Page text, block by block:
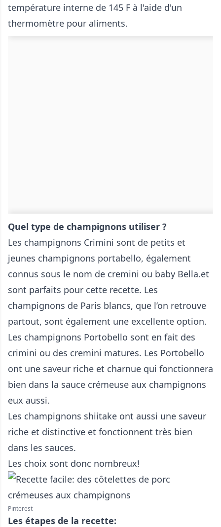
température interne de 145 F à l'aide d'un
thermomètre pour aliments.
Quel type de champignons utiliser ?
Les champignons Crimini sont de petits et
jeunes champignons portabello, également
connus sous le nom de cremini ou baby Bella.et
sont parfaits pour cette recette. Les
champignons de Paris blancs, que l’on retrouve
partout, sont également une excellente option.
Les champignons Portobello sont en fait des
crimini ou des cremini matures. Les Portobello
ont une saveur riche et charnue qui fonctionnera
bien dans la sauce crémeuse aux champignons
eux aussi.
Les champignons shiitake ont aussi une saveur
riche et distinctive et fonctionnent très bien
dans les sauces.
Les choix sont donc nombreux!
Pinterest
Les étapes de la recette: